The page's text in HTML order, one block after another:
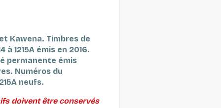
Kawena. Timbres de
à 1215A émis en 2016.
permanente émis
Numéros du
neufs.
doivent être conservés